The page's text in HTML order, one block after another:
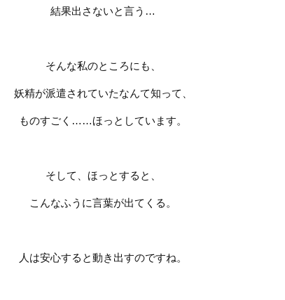
結果出さないと言う …
そんな私のところにも、
妖精が派遣されていたなんて知って、
ものすごく ……ほっとしています。
そして、ほっとすると、
こんなふうに言葉が出てくる。
人は安心すると動き出すのですね。